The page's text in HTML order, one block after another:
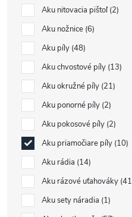
Aku nitovacia pištoľ 2
Aku nožnice 6
Aku píly 48
Aku chvostové píly 13
Aku okružné píly 21
Aku ponorné píly 2
Aku pokosové píly 2
Aku priamočiare píly 10
Aku rádia 14
Aku rázové uťahováky 41
Aku sety náradia 1